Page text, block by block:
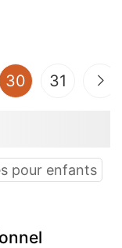
30 (current)
31
pour enfants